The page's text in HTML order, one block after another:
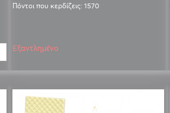
Πόντοι που κερδίζεις: 1570
Εξαντλημένο